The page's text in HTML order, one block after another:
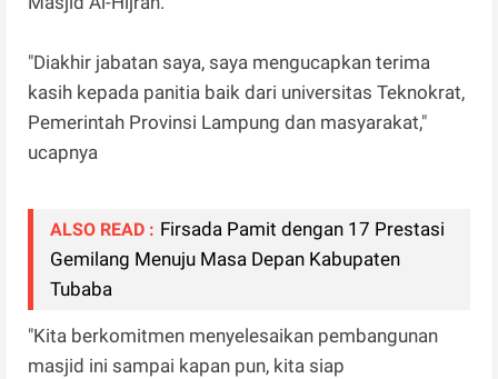
"Diakhir jabatan saya, saya mengucapkan terima
kasih kepada panitia baik dari universitas Teknokrat,
Pemerintah Provinsi Lampung dan masyarakat,"
ucapnya
ALSO READ : Firsada Pamit dengan 17 Prestasi
Gemilang Menuju Masa Depan Kabupaten
Tubaba
"Kita berkomitmen menyelesaikan pembangunan
masjid ini sampai kapan pun, kita siap